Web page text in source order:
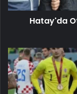
Hatay'da